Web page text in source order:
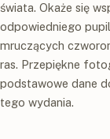
świata. Okaże się
odpowiedniego
mruczących
ras. Przepiękne
podstawowe dane
tego wydania.